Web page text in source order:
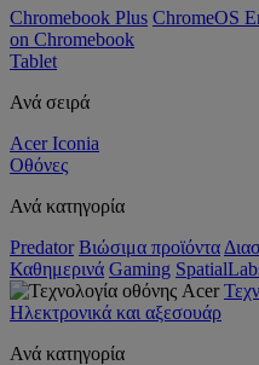
Chromebook Plus ChromeOS
on Chromebook
Tablet
Ανά σειρά
Acer Iconia
Οθόνες
Ανά κατηγορία
Predator Βιώσιμα προϊόντα
Καθημερινά Gaming
Ηλεκτρονικά και αξεσουάρ
Ανά κατηγορία